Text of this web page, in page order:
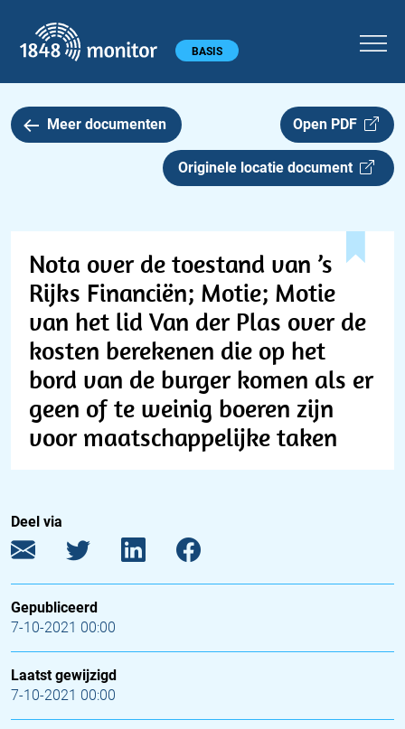
Hoofdmenu BASIS
Meer documenten Open PDF
Originele locatie document
Nota over de toestand van ’s
Rijks Financiën; Motie; Motie
van het lid Van der Plas over de
kosten berekenen die op het
bord van de burger komen als er
geen of te weinig boeren zijn
voor maatschappelijke taken
Deel via
Gepubliceerd
7-10-2021 00:00
Laatst gewijzigd
7-10-2021 00:00